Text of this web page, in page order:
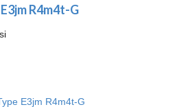
R4m4t-G